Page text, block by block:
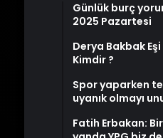
Günlük burç
2025 Pazartesi
Derya Bakbak
Kimdir ?
Spor yaparken
uyanık olmayı
Fatih Erbakan: